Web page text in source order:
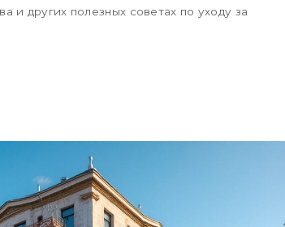
и других полезных советах по уходу за